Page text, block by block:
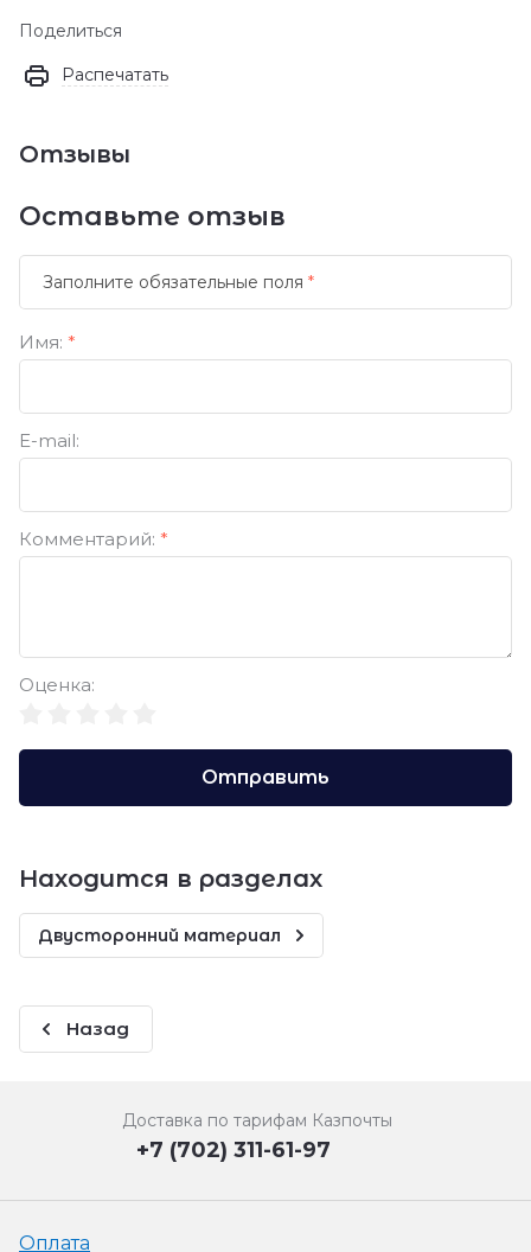
Поделиться
Распечатать
Отзывы
Оставьте отзыв
Заполните обязательные поля *
Имя: *
E-mail:
Комментарий: *
Оценка:
Отправить
Находится в разделах
Двусторонний материал
Назад
Доставка по тарифам Казпочты
+7 (702) 311-61-97
Оплата